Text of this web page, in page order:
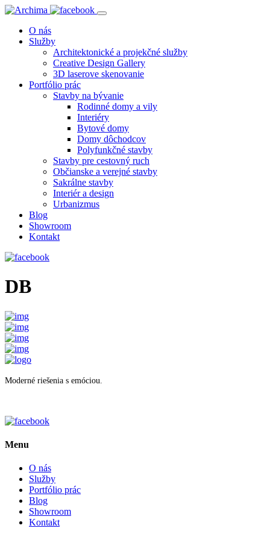
O nás
Služby
Architektonické a projekčné služby
Creative Design Gallery
3D laserove skenovanie
Portfólio prác
Stavby na bývanie
Rodinné domy a vily
Interiéry
Bytové domy
Domy dôchodcov
Polyfunkčné stavby
Stavby pre cestovný ruch
Občianske a verejné stavby
Sakrálne stavby
Interiér a design
Urbanizmus
Blog
Showroom
Kontakt
DB
Moderné riešenia s emóciou.
Menu
O nás
Služby
Portfólio prác
Blog
Showroom
Kontakt